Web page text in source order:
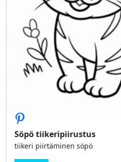
Söpö tiikeripiirustus
tiikeri piirtäminen söpö